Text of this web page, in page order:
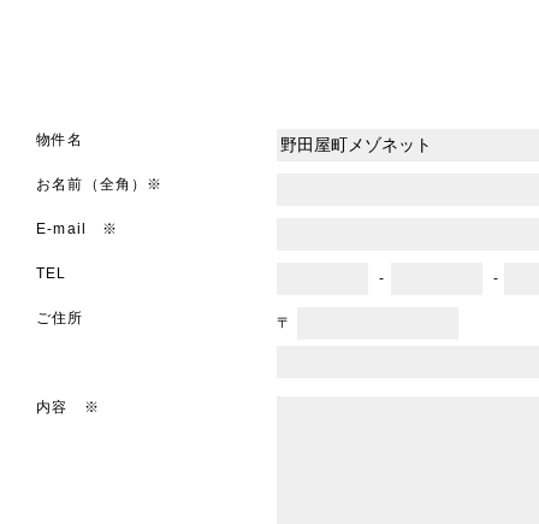
物件名
お名前（全角）※
E-mail ※
TEL - -
ご住所 〒
内容 ※